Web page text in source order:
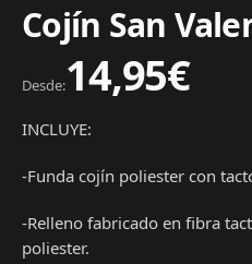
Cojín San
Desde:14,95€
INCLUYE:
-Funda cojín poliester con
-Relleno fabricado en fibra
poliester.